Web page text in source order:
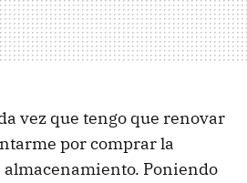
vez que tengo que renovar
por comprar la
Poniendo